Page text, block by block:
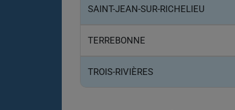
SAINT-JEAN-SUR-RICHELIEU
TERREBONNE
TROIS-RIVIÈRES